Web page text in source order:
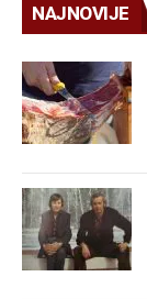
NAJNOVIJE